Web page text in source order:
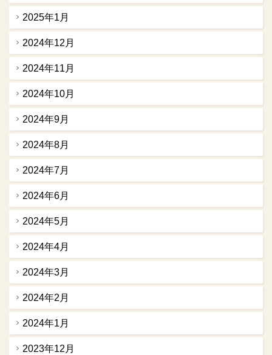
2025年1月
2024年12月
2024年11月
2024年10月
2024年9月
2024年8月
2024年7月
2024年6月
2024年5月
2024年4月
2024年3月
2024年2月
2024年1月
2023年12月